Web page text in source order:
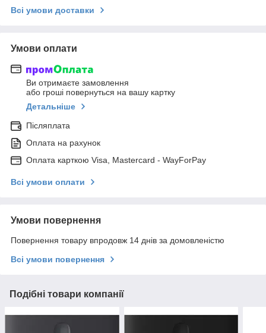
Всі умови доставки
Умови оплати
Ви отримаєте замовлення
або гроші повернуться на вашу картку
Детальніше
Післяплата
Оплата на рахунок
Оплата карткою Visa, Mastercard - WayForPay
Всі умови оплати
Умови повернення
Повернення товару впродовж 14 днів за домовленістю
Всі умови повернення
Подібні товари компанії